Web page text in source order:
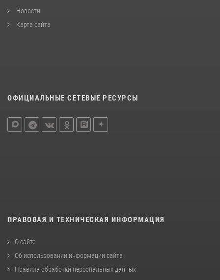
Новости
Карта сайта
ОФИЦИАЛЬНЫЕ СЕТЕВЫЕ РЕСУРСЫ
ПРАВОВАЯ И ТЕХНИЧЕСКАЯ ИНФОРМАЦИЯ
О сайте
Об использовании информации сайта
Правила обработки персональных данных